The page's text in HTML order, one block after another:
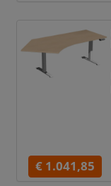
€ 1.041,85